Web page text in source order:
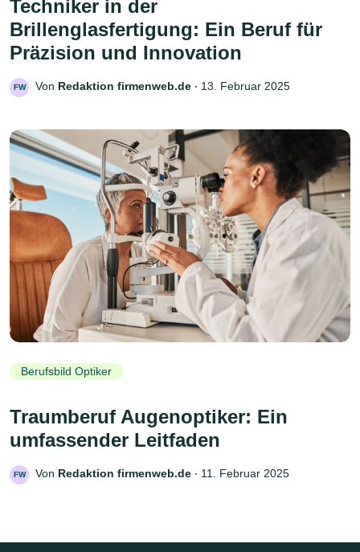
Techniker in der
Brillenglasfertigung: Ein Beruf für
Präzision und Innovation
FW Von Redaktion firmenweb.de ‧ 13. Februar 2025
Berufsbild Optiker
Traumberuf Augenoptiker: Ein
umfassender Leitfaden
FW Von Redaktion firmenweb.de ‧ 11. Februar 2025